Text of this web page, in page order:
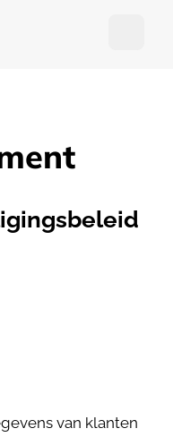
van klanten